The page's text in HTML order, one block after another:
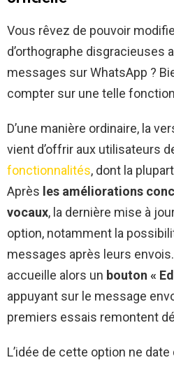
Cette fonction
permettrait de
fautes de frappe
d’un message.
— Didier
(@SamonDidier)
Vous rêvez de pouvoir
d’orthographe disgracieuses
messages sur WhatsApp ?
compter sur une telle
D’une manière ordinaire, la
vient d’offrir aux utilisateurs
fonctionnalités, dont la
Après les améliorations
vocaux, la dernière mise à
option, notamment la
messages après leurs
accueille alors un bouton «
appuyant sur le message
premiers essais remontent
L’idée de cette option ne date